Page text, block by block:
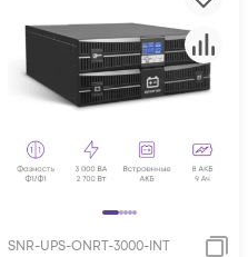
SNR-UPS-ONRT-3000-INT